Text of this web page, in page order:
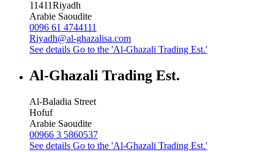
11411Riyadh
Arabie Saoudite
0096 61 4744111
Riyadh@al-ghazalisa.com
See details Go to the 'Al-Ghazali Trading Est.'
Al-Ghazali Trading Est.
Al-Baladia Street
Hofuf
Arabie Saoudite
00966 3 5860537
See details Go to the 'Al-Ghazali Trading Est.'